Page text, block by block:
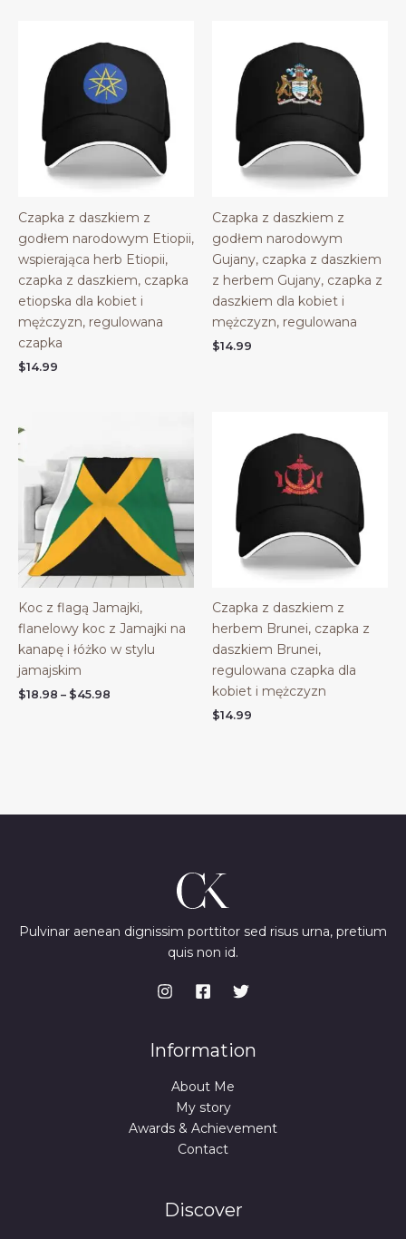
Czapka z daszkiem z
godłem narodowym Etiopii,
wspierająca herb Etiopii,
czapka z daszkiem, czapka
etiopska dla kobiet i
mężczyzn, regulowana
czapka
$14.99
Czapka z daszkiem z
godłem narodowym
Gujany, czapka z daszkiem
z herbem Gujany, czapka z
daszkiem dla kobiet i
mężczyzn, regulowana
$14.99
Koc z flagą Jamajki,
flanelowy koc z Jamajki na
kanapę i łóżko w stylu
jamajskim
$18.98 – $45.98
Czapka z daszkiem z
herbem Brunei, czapka z
daszkiem Brunei,
regulowana czapka dla
kobiet i mężczyzn
$14.99
Pulvinar aenean dignissim porttitor sed risus urna, pretium
quis non id.
Information
About Me
My story
Awards & Achievement
Contact
Discover